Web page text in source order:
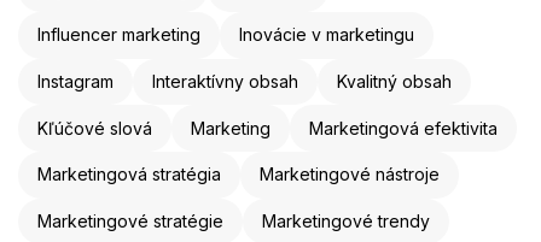
Influencer marketing Inovácie v marketingu
Instagram Interaktívny obsah Kvalitný obsah
Kľúčové slová Marketing Marketingová efektivita
Marketingová stratégia Marketingové nástroje
Marketingové stratégie Marketingové trendy